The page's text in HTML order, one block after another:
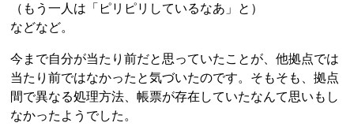
（もう一人は「ピリピリしているなあ」と）
などなど。
今まで自分が当たり前だと思っていたことが、他拠点では
当たり前ではなかったと気づいたのです。そもそも、拠点
間で異なる処理方法、帳票が存在していたなんて思いもし
なかったようでした。